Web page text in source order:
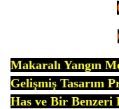
Makaralı Yangın
Gelişmiş Tasarım
Has ve Bir Benzeri